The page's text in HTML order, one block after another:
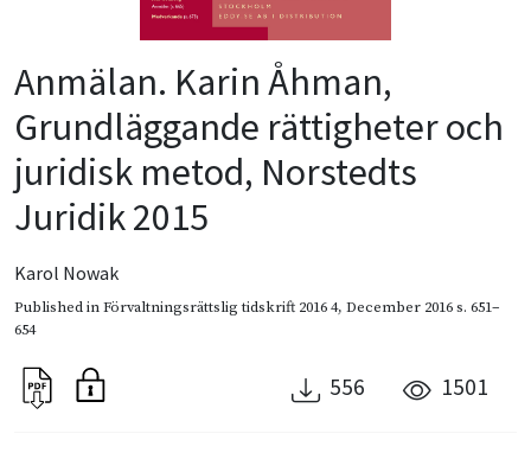
Anmälan. Karin Åhman,
Grundläggande rättigheter och
juridisk metod, Norstedts
Juridik 2015
Karol Nowak
Published inFörvaltningsrättslig tidskrift 2016 4, December 2016s. 651–
654
556 1501